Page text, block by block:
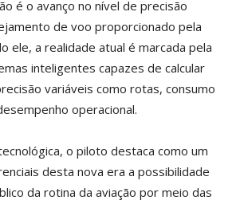
é o avanço no nível de precisão
de voo proporcionado pela
ele, a realidade atual é marcada pela
inteligentes capazes de calcular
variáveis como rotas, consumo
operacional.
o piloto destaca como um
desta nova era a possibilidade
da rotina da aviação por meio das